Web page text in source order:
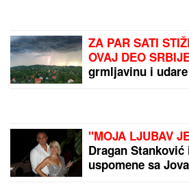
scenario
(FOTO, VIDEO)
nogu sa lisicama
kola Hitne pomoći
BIVŠI FUDBALER